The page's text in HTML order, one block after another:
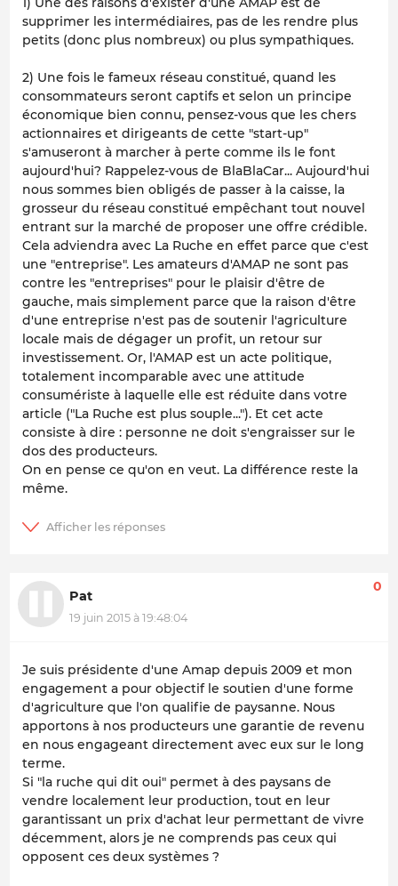
supprimer les intermédiaires, pas de les rendre plus
petits (donc plus nombreux) ou plus sympathiques.
2) Une fois le fameux réseau constitué, quand les
consommateurs seront captifs et selon un principe
économique bien connu, pensez-vous que les chers
actionnaires et dirigeants de cette "start-up"
s'amuseront à marcher à perte comme ils le font
aujourd'hui? Rappelez-vous de BlaBlaCar... Aujourd'hui
nous sommes bien obligés de passer à la caisse, la
grosseur du réseau constitué empêchant tout nouvel
entrant sur la marché de proposer une offre crédible.
Cela adviendra avec La Ruche en effet parce que c'est
une "entreprise". Les amateurs d'AMAP ne sont pas
contre les "entreprises" pour le plaisir d'être de
gauche, mais simplement parce que la raison d'être
d'une entreprise n'est pas de soutenir l'agriculture
locale mais de dégager un profit, un retour sur
investissement. Or, l'AMAP est un acte politique,
totalement incomparable avec une attitude
consumériste à laquelle elle est réduite dans votre
article ("La Ruche est plus souple..."). Et cet acte
consiste à dire : personne ne doit s'engraisser sur le
dos des producteurs.
On en pense ce qu'on en veut. La différence reste la
même.
Pat
19 juin 2015 à 19:48:04
0
Je suis présidente d'une Amap depuis 2009 et mon
engagement a pour objectif le soutien d'une forme
d'agriculture que l'on qualifie de paysanne. Nous
apportons à nos producteurs une garantie de revenu
en nous engageant directement avec eux sur le long
terme.
Si "la ruche qui dit oui" permet à des paysans de
vendre localement leur production, tout en leur
garantissant un prix d'achat leur permettant de vivre
décemment, alors je ne comprends pas ceux qui
opposent ces deux systèmes ?